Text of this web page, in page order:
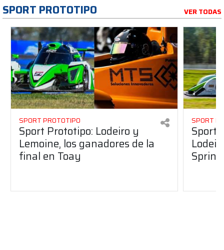
SPORT PROTOTIPO VER TODAS
SPORT PROTOTIPO
Sport Prototipo: Lodeiro y
Lemoine, los ganadores de la
final en Toay
SPORT
Sport
Sprint